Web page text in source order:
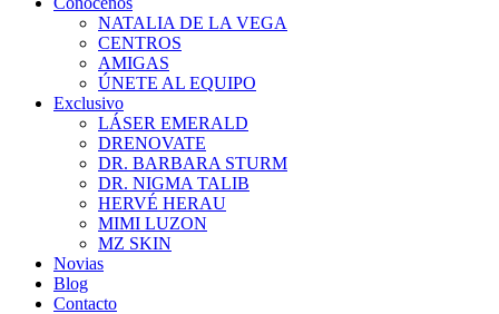
NATALIA DE LA VEGA
CENTROS
AMIGAS
ÚNETE AL EQUIPO
Exclusivo
LÁSER EMERALD
DRENOVATE
DR. BARBARA STURM
DR. NIGMA TALIB
HERVÉ HERAU
MIMI LUZON
MZ SKIN
Novias
Blog
Contacto